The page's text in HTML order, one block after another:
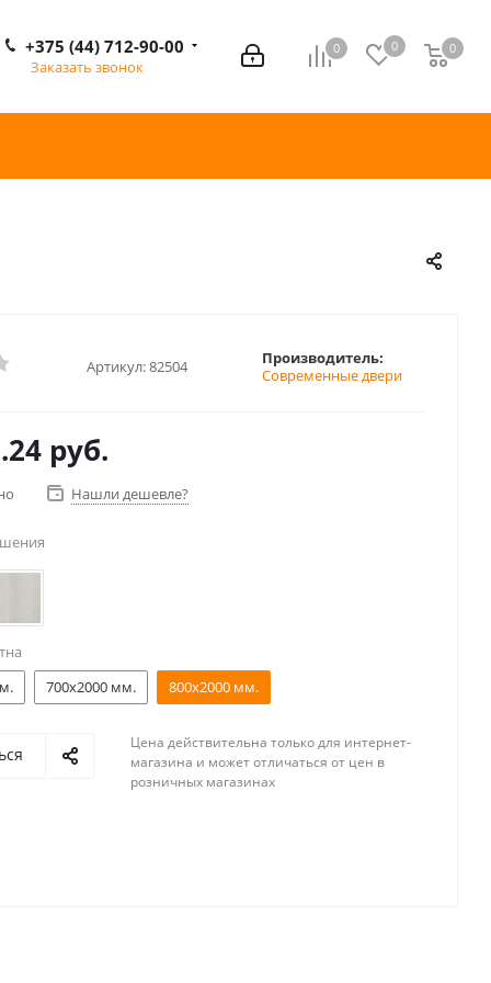
0 0 0
0
+375 (44) 712-90-00
Заказать звонок
Артикул:82504
Производитель:
Современные двери
руб.
Нашли дешевле?
700x2000 мм. 800x2000 мм.
Цена действительна только для интернет-
магазина и может отличаться от цен в
розничных магазинах